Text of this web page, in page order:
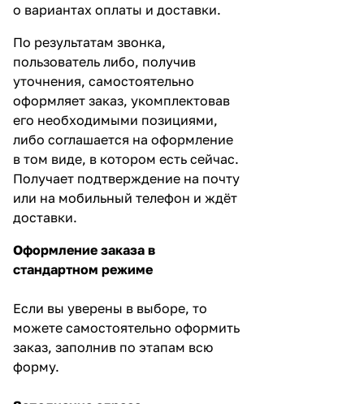
о вариантах оплаты и доставки.
По результатам звонка,
пользователь либо, получив
уточнения, самостоятельно
оформляет заказ, укомплектовав
его необходимыми позициями,
либо соглашается на оформление
в том виде, в котором есть сейчас.
Получает подтверждение на почту
или на мобильный телефон и ждёт
доставки.
Оформление заказа в
стандартном режиме
Если вы уверены в выборе, то
можете самостоятельно оформить
заказ, заполнив по этапам всю
форму.